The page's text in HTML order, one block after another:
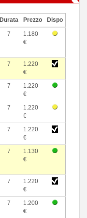
Durata Prezzo Dispo
7
1.180
€
7
1.220
€
7
1.220
€
7
1.220
€
7
1.220
€
7
1.130
€
7
1.220
€
7
1.200
€